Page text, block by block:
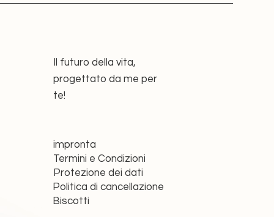
Il futuro della vita,
progettato da me per
te!
impronta
Termini e Condizioni
Protezione dei dati
Politica di cancellazione
Biscotti